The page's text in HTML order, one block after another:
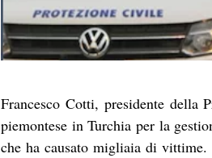
Francesco Cotti, presidente della
piemontese in Turchia per la
che ha causato migliaia di